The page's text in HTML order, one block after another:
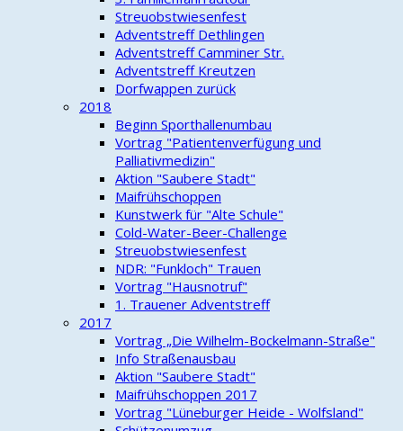
Streuobstwiesenfest
Adventstreff Dethlingen
Adventstreff Camminer Str.
Adventstreff Kreutzen
Dorfwappen zurück
2018
Beginn Sporthallenumbau
Vortrag "Patientenverfügung und
Palliativmedizin"
Aktion "Saubere Stadt"
Maifrühschoppen
Kunstwerk für "Alte Schule"
Cold-Water-Beer-Challenge
Streuobstwiesenfest
NDR: "Funkloch" Trauen
Vortrag "Hausnotruf"
1. Trauener Adventstreff
2017
Vortrag „Die Wilhelm-Bockelmann-Straße"
Info Straßenausbau
Aktion "Saubere Stadt"
Maifrühschoppen 2017
Vortrag "Lüneburger Heide - Wolfsland"